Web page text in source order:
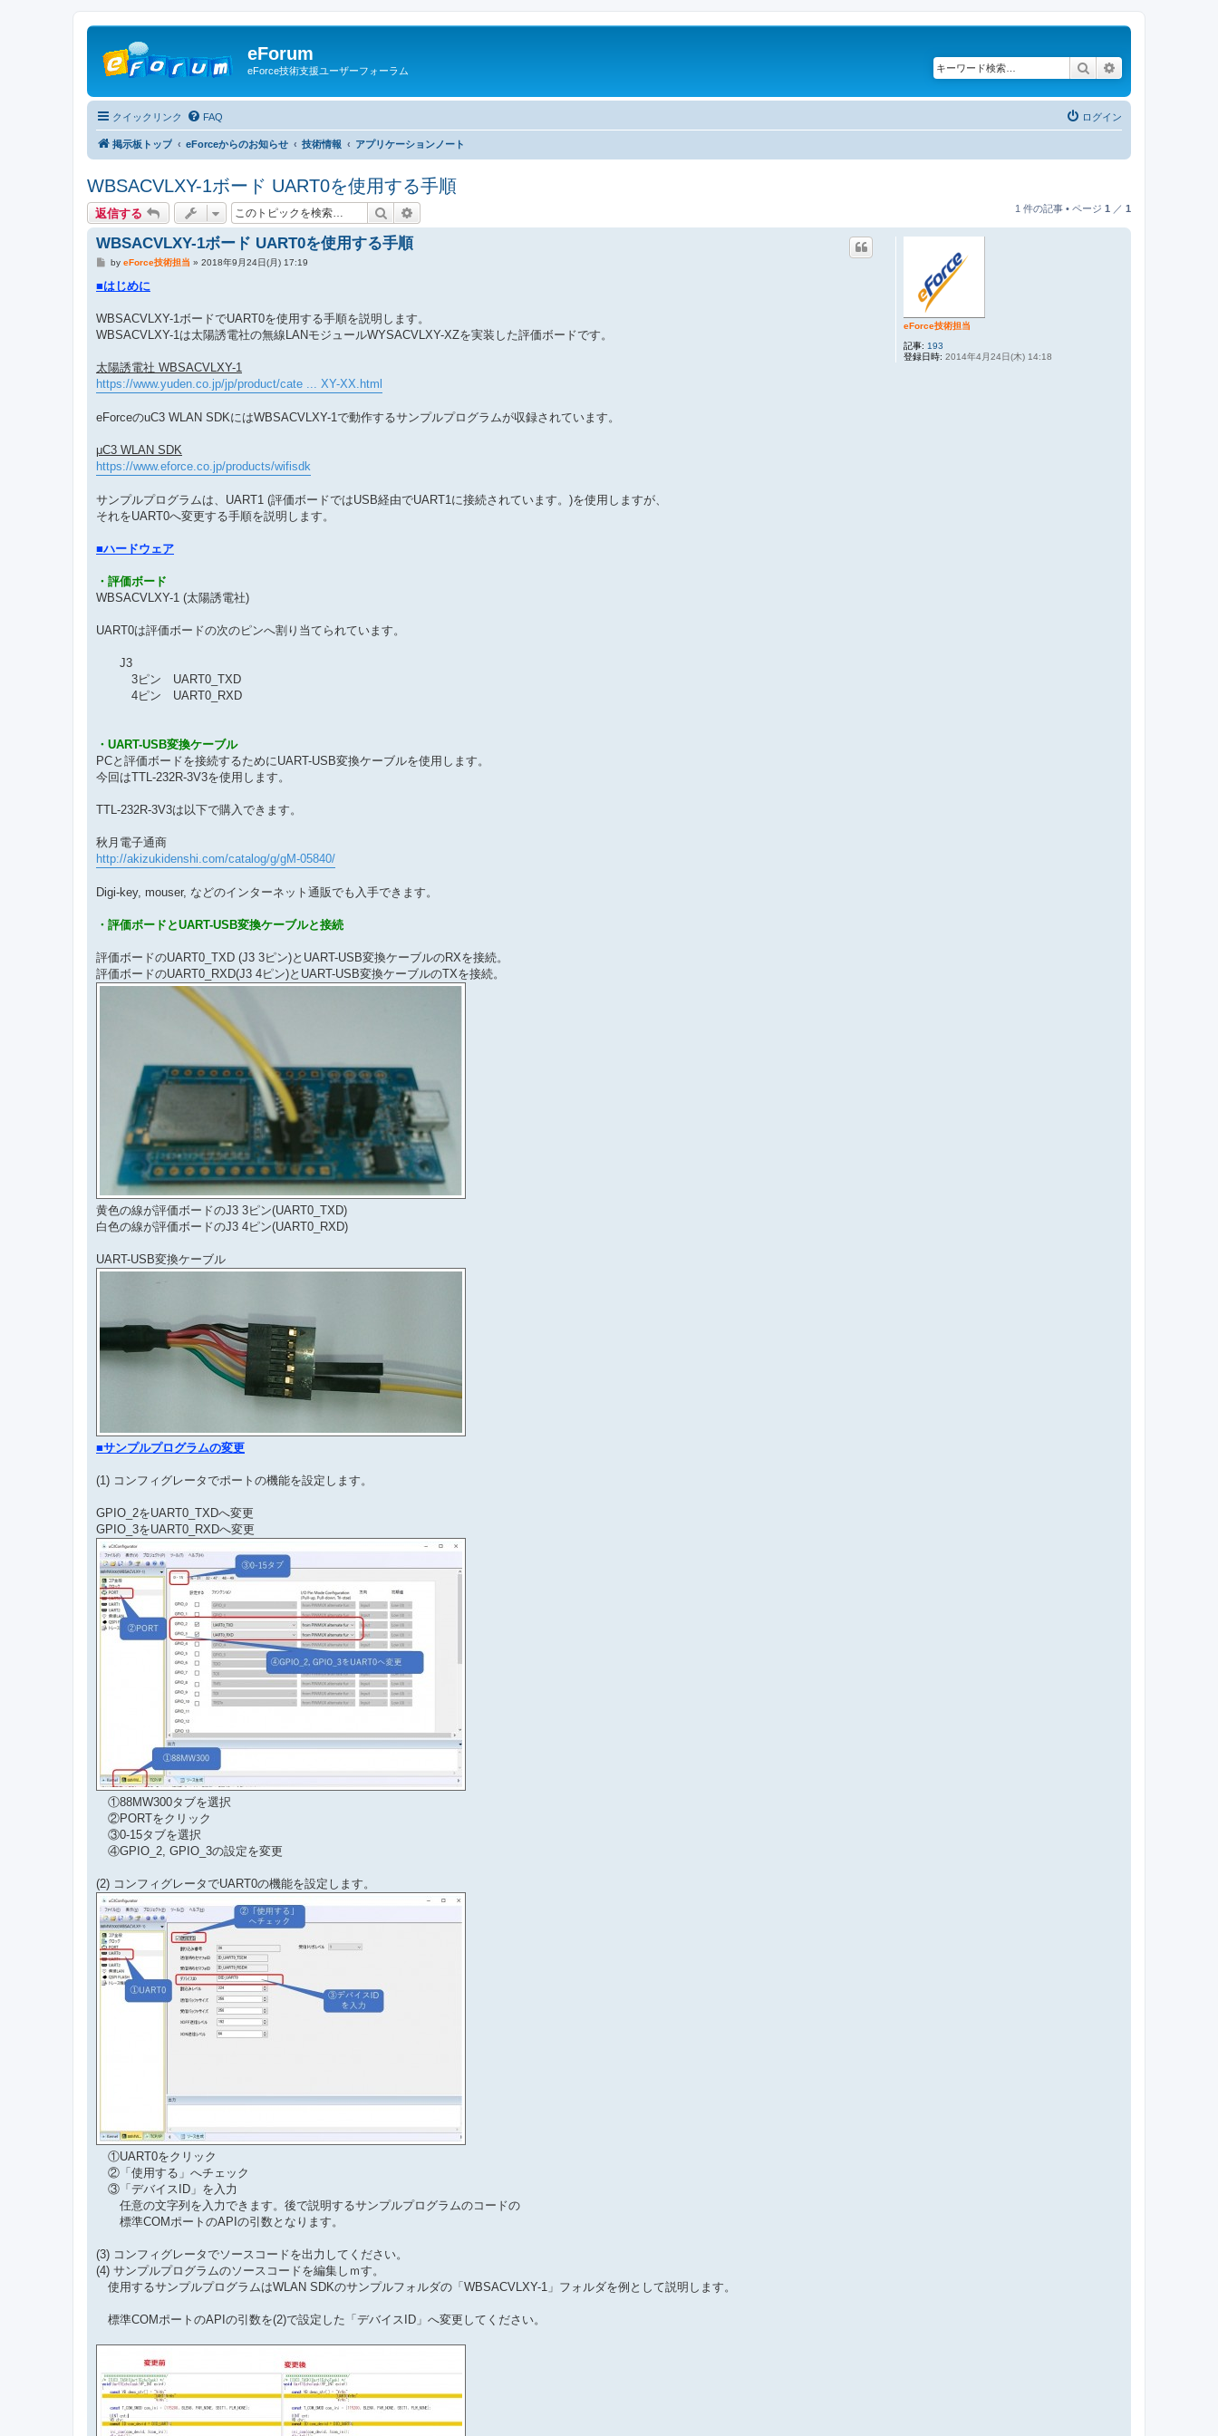
eForum
eForce技術支援ユーザーフォーラム 検索
クイックリンク FAQ ログイン
掲示板トップ eForceからのお知らせ 技術情報 アプリケーションノート
WBSACVLXY-1ボード UART0を使用する手順
返信する 検索 1 件の記事 • ページ 1 ／ 1
eForce技術担当
記事: 193
登録日時: 2014年4月24日(木) 14:18
WBSACVLXY-1ボード UART0を使用する手順
投
記
事
by eForce技術担当 » 2018年9月24日(月) 17:19
■はじめに
WBSACVLXY-1ボードでUART0を使用する手順を説明します。
WBSACVLXY-1は太陽誘電社の無線LANモジュールWYSACVLXY-XZを実装した評価ボードです。
太陽誘電社 WBSACVLXY-1
https://www.yuden.co.jp/jp/product/cate ... XY-XX.html
eForceのuC3 WLAN SDKにはWBSACVLXY-1で動作するサンプルプログラムが収録されています。
μC3 WLAN SDK
https://www.eforce.co.jp/products/wifisdk
サンプルプログラムは、UART1 (評価ボードではUSB経由でUART1に接続されています。)を使用しますが、
それをUART0へ変更する手順を説明します。
■ハードウェア
・評価ボード
WBSACVLXY-1 (太陽誘電社)
UART0は評価ボードの次のピンへ割り当てられています。
J3
3ピン UART0_TXD
4ピン UART0_RXD
・UART-USB変換ケーブル
PCと評価ボードを接続するためにUART-USB変換ケーブルを使用します。
今回はTTL-232R-3V3を使用します。
TTL-232R-3V3は以下で購入できます。
秋月電子通商
http://akizukidenshi.com/catalog/g/gM-05840/
Digi-key, mouser, などのインターネット通販でも入手できます。
・評価ボードとUART-USB変換ケーブルと接続
評価ボードのUART0_TXD (J3 3ピン)とUART-USB変換ケーブルのRXを接続。
評価ボードのUART0_RXD(J3 4ピン)とUART-USB変換ケーブルのTXを接続。
黄色の線が評価ボードのJ3 3ピン(UART0_TXD)
白色の線が評価ボードのJ3 4ピン(UART0_RXD)
UART-USB変換ケーブル
■サンプルプログラムの変更
(1) コンフィグレータでポートの機能を設定します。
GPIO_2をUART0_TXDへ変更
GPIO_3をUART0_RXDへ変更
①88MW300タブを選択
②PORTをクリック
③0-15タブを選択
④GPIO_2, GPIO_3の設定を変更
(2) コンフィグレータでUART0の機能を設定します。
①UART0をクリック
②「使用する」へチェック
③「デバイスID」を入力
任意の文字列を入力できます。後で説明するサンプルプログラムのコードの
標準COMポートのAPIの引数となります。
(3) コンフィグレータでソースコードを出力してください。
(4) サンプルプログラムのソースコードを編集しｍす。
使用するサンプルプログラムはWLAN SDKのサンプルフォルダの「WBSACVLXY-1」フォルダを例として説明します。
標準COMポートのAPIの引数を(2)で設定した「デバイスID」へ変更してください。